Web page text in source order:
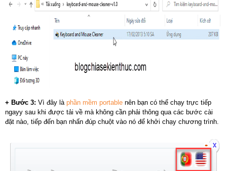
+ Bước 3: Vì đây là phần mềm portable nên bạn có thể chạy trực tiếp
ngayy sau khi được tải về mà không cần phải thông qua các bước cài
đặt nào, tiếp đến bạn nhấn đúp chuột vào nó để khởi chạy chương trình.